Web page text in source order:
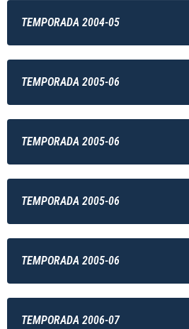
TEMPORADA 2004-05
TEMPORADA 2005-06
TEMPORADA 2005-06
TEMPORADA 2005-06
TEMPORADA 2005-06
TEMPORADA 2006-07